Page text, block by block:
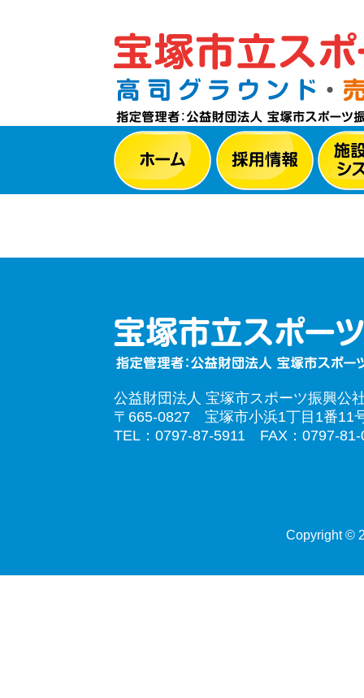
公益財団法人 宝塚市スポーツ振興公
〒665-0827 宝塚市小浜1丁目1番11
TEL：0797-87-5911 FAX：0797-81-
Copyright ©